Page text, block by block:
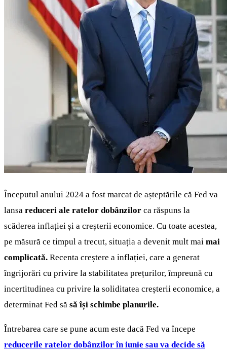
Începutul anului 2024 a fost marcat de așteptările că Fed va
lansa reduceri ale ratelor dobânzilor ca răspuns la
scăderea inflației și a creșterii economice. Cu toate acestea,
pe măsură ce timpul a trecut, situația a devenit mult mai mai
complicată. Recenta creștere a inflației, care a generat
îngrijorări cu privire la stabilitatea prețurilor, împreună cu
incertitudinea cu privire la soliditatea creșterii economice, a
determinat Fed să să își schimbe planurile.
Întrebarea care se pune acum este dacă Fed va începe
reducerile ratelor dobânzilor în iunie sau va decide să